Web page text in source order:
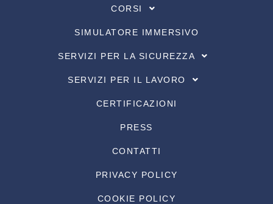
CORSI
SIMULATORE IMMERSIVO
SERVIZI PER LA SICUREZZA
SERVIZI PER IL LAVORO
CERTIFICAZIONI
PRESS
CONTATTI
PRIVACY POLICY
COOKIE POLICY